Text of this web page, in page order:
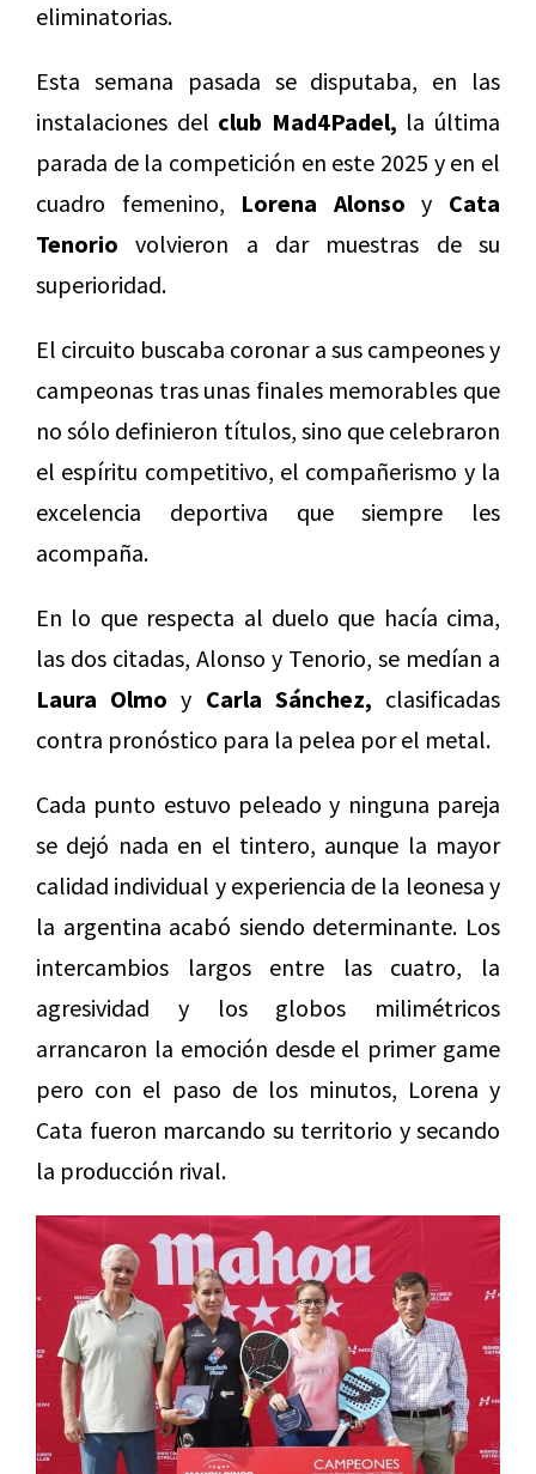
eliminatorias.
Esta semana pasada se disputaba, en las
instalaciones del club Mad4Padel, la última
parada de la competición en este 2025 y en el
cuadro femenino, Lorena Alonso y Cata
Tenorio volvieron a dar muestras de su
superioridad.
El circuito buscaba coronar a sus campeones y
campeonas tras unas finales memorables que
no sólo definieron títulos, sino que celebraron
el espíritu competitivo, el compañerismo y la
excelencia deportiva que siempre les
acompaña.
En lo que respecta al duelo que hacía cima,
las dos citadas, Alonso y Tenorio, se medían a
Laura Olmo y Carla Sánchez, clasificadas
contra pronóstico para la pelea por el metal.
Cada punto estuvo peleado y ninguna pareja
se dejó nada en el tintero, aunque la mayor
calidad individual y experiencia de la leonesa y
la argentina acabó siendo determinante. Los
intercambios largos entre las cuatro, la
agresividad y los globos milimétricos
arrancaron la emoción desde el primer game
pero con el paso de los minutos, Lorena y
Cata fueron marcando su territorio y secando
la producción rival.